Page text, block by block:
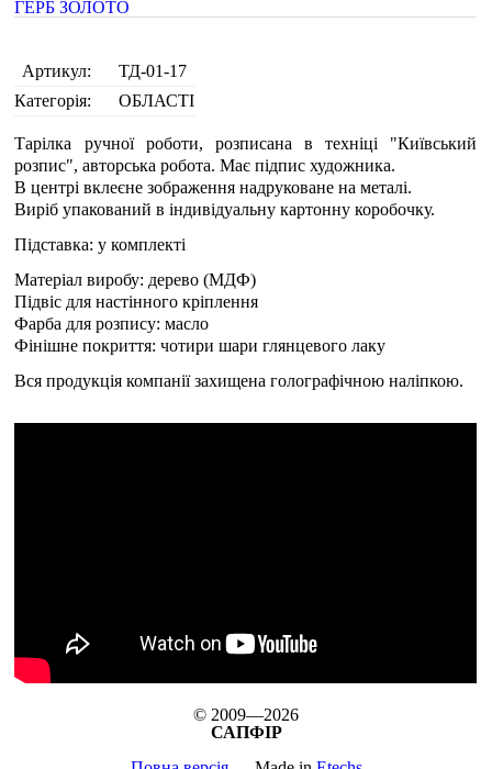
Артикул:
ТД-01-17
Категорія:
ОБЛАСТІ
Тарілка ручної роботи, розписана в техніці "Київський
розпис", авторська робота. Має підпис художника.
В центрі вклеєне зображення надруковане на металі.
Виріб упакований в індивідуальну картонну коробочку.
Підставка: у комплекті
Матеріал виробу: дерево (МДФ)
Підвіс для настінного кріплення
Фарба для розпису: масло
Фінішне покриття: чотири шари глянцевого лаку
Вся продукція компанії захищена голографічною наліпкою.
© 2009—2026
САПФІР